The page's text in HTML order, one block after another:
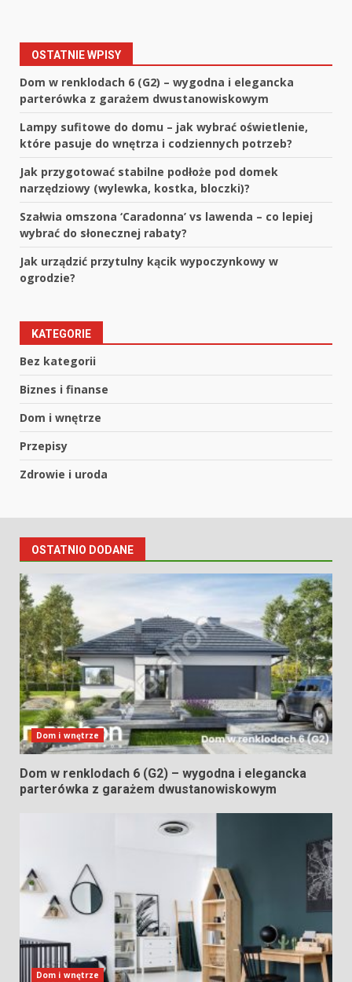
OSTATNIE WPISY
Dom w renklodach 6 (G2) – wygodna i elegancka
parterówka z garażem dwustanowiskowym
Lampy sufitowe do domu – jak wybrać oświetlenie,
które pasuje do wnętrza i codziennych potrzeb?
Jak przygotować stabilne podłoże pod domek
narzędziowy (wylewka, kostka, bloczki)?
Szałwia omszona ‘Caradonna’ vs lawenda – co lepiej
wybrać do słonecznej rabaty?
Jak urządzić przytulny kącik wypoczynkowy w
ogrodzie?
KATEGORIE
Bez kategorii
Biznes i finanse
Dom i wnętrze
Przepisy
Zdrowie i uroda
OSTATNIO DODANE
Dom i wnętrze
Dom w renklodach 6 (G2) – wygodna i elegancka
parterówka z garażem dwustanowiskowym
Dom i wnętrze